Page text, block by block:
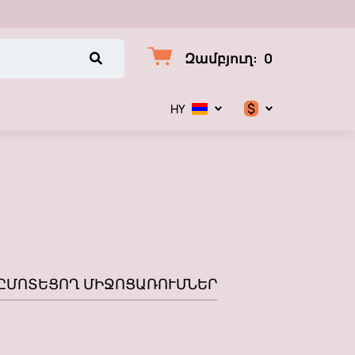
Զամբյուղ: 0
HY $
ՄՈՏԵՑՈՂ ՄԻՋՈՑԱՌՈՒՄՆԵՐ